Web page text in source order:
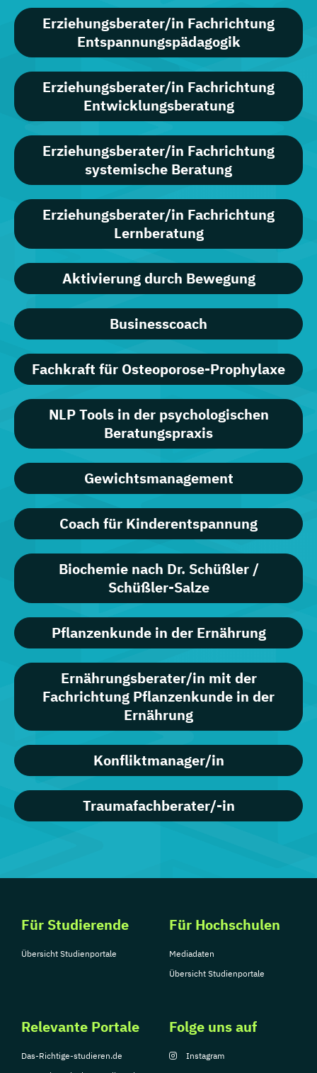
Erziehungsberater/in Fachrichtung
Entspannungspädagogik
Erziehungsberater/in Fachrichtung
Entwicklungsberatung
Erziehungsberater/in Fachrichtung
systemische Beratung
Erziehungsberater/in Fachrichtung
Lernberatung
Aktivierung durch Bewegung
Businesscoach
Fachkraft für Osteoporose-Prophylaxe
NLP Tools in der psychologischen
Beratungspraxis
Gewichtsmanagement
Coach für Kinderentspannung
Biochemie nach Dr. Schüßler /
Schüßler-Salze
Pflanzenkunde in der Ernährung
Ernährungsberater/in mit der
Fachrichtung Pflanzenkunde in der
Ernährung
Konfliktmanager/in
Traumafachberater/-in
Für Studierende
Übersicht Studienportale
Für Hochschulen
Mediadaten
Übersicht Studienportale
Relevante Portale
Das-Richtige-studieren.de
Folge uns auf
Instagram